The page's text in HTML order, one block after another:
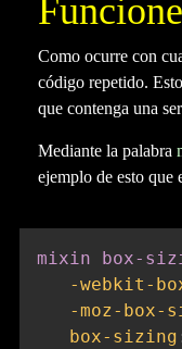
Como ocurre con
código repetido.
que contenga una
Mediante la palabra
ejemplo de esto que
mixin box-
-webkit-
-moz-box-
box-sizing